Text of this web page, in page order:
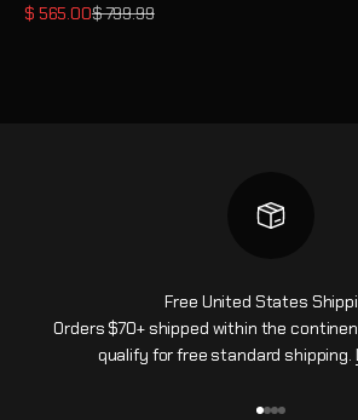
Precio de oferta
$ 565.00Precio normal
$ 799.99
Free United States
Orders $70+ shipped within the
qualify for free standard shipping.